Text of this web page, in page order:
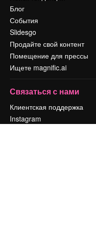
Блог
События
Slidesgo
Продайте свой контент
Помещение для прессы
Ищете magnific.ai
Связаться с нами
Клиентская поддержка
Instagram